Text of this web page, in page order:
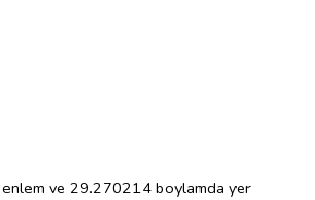
ve 29.270214 boylamda yer